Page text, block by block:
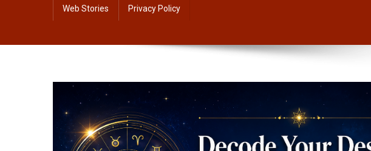
Web Stories Privacy Policy